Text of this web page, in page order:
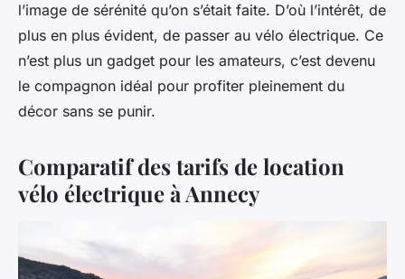
l’image de sérénité qu’on s’était faite. D’où l’intérêt, de
plus en plus évident, de passer au vélo électrique. Ce
n’est plus un gadget pour les amateurs, c’est devenu
le compagnon idéal pour profiter pleinement du
décor sans se punir.
Comparatif des tarifs de location
vélo électrique à Annecy